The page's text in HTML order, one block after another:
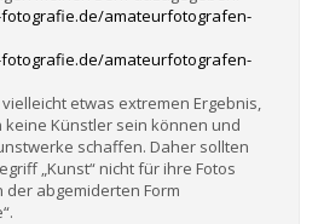
amateurfotografen-
amateurfotografen-
etwas extremen Ergebnis,
Künstler sein können und
schaffen. Daher sollten
„Kunst“ nicht für ihre Fotos
abgemiderten Form